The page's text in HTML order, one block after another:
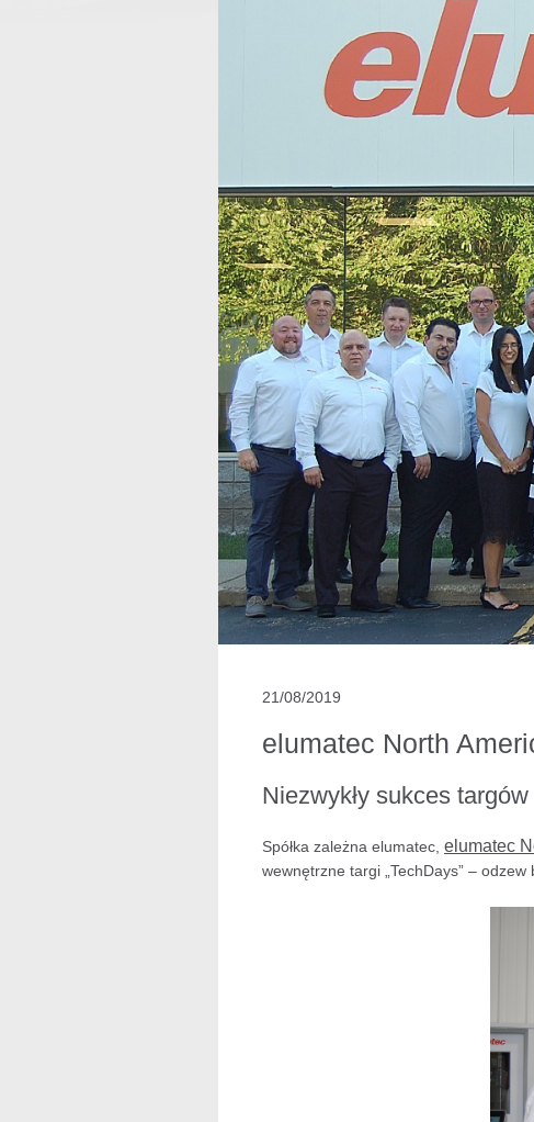
21/08/2019
elumatec North
Niezwykły sukces
Spółka zależna elumatec, elumatec
wewnętrzne targi „TechDays” – odzew